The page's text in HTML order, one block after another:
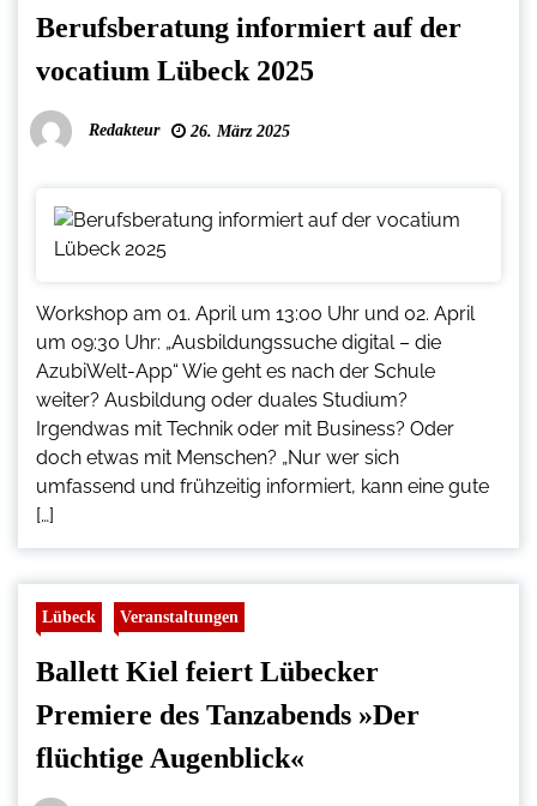
Berufsberatung informiert auf der
vocatium Lübeck 2025
Redakteur 26. März 2025
Workshop am 01. April um 13:00 Uhr und 02. April
um 09:30 Uhr: „Ausbildungssuche digital – die
AzubiWelt-App“ Wie geht es nach der Schule
weiter? Ausbildung oder duales Studium?
Irgendwas mit Technik oder mit Business? Oder
doch etwas mit Menschen? „Nur wer sich
umfassend und frühzeitig informiert, kann eine gute
[…]
Lübeck Veranstaltungen
Ballett Kiel feiert Lübecker
Premiere des Tanzabends »Der
flüchtige Augenblick«